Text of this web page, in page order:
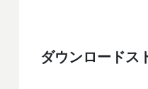
ダウンロードス